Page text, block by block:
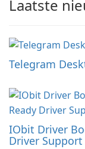
Laatste
Telegram
IObit Driver
Driver Support